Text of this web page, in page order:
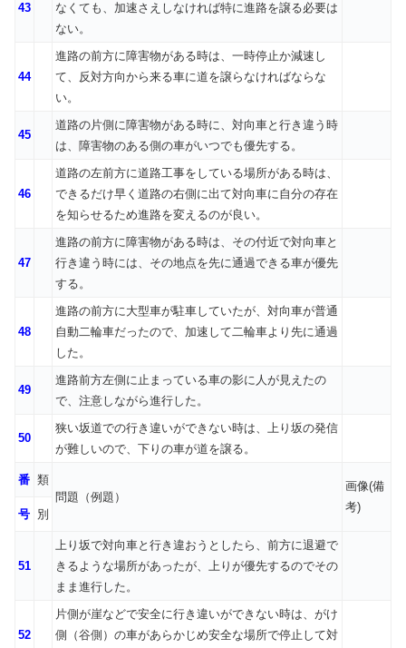
43
なくても、加速さえしなければ特に進路を譲る必要は
ない。
44
進路の前方に障害物がある時は、一時停止か減速し
て、反対方向から来る車に道を譲らなければならな
い。
45
道路の片側に障害物がある時に、対向車と行き違う時
は、障害物のある側の車がいつでも優先する。
46
道路の左前方に道路工事をしている場所がある時は、
できるだけ早く道路の右側に出て対向車に自分の存在
を知らせるため進路を変えるのが良い。
47
進路の前方に障害物がある時は、その付近で対向車と
行き違う時には、その地点を先に通過できる車が優先
する。
48
進路の前方に大型車が駐車していたが、対向車が普通
自動二輪車だったので、加速して二輪車より先に通過
した。
49
進路前方左側に止まっている車の影に人が見えたの
で、注意しながら進行した。
50
狭い坂道での行き違いができない時は、上り坂の発信
が難しいので、下りの車が道を譲る。
番 類
問題（例題）
画像(備
考)
号 別
51
上り坂で対向車と行き違おうとしたら、前方に退避で
きるような場所があったが、上りが優先するのでその
まま進行した。
52
片側が崖などで安全に行き違いができない時は、がけ
側（谷側）の車があらかじめ安全な場所で停止して対